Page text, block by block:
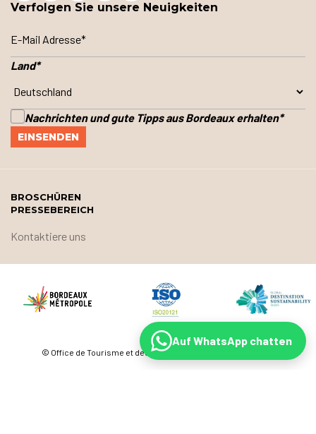
Verfolgen Sie unsere Neuigkeiten
Land*
Nachrichten und gute Tipps aus Bordeaux erhalten*
BROSCHÜREN
PRESSEBEREICH
Kontaktiere uns
© Office de Tourisme et des Congrès de Bordeaux Métropole
Auf WhatsApp chatten